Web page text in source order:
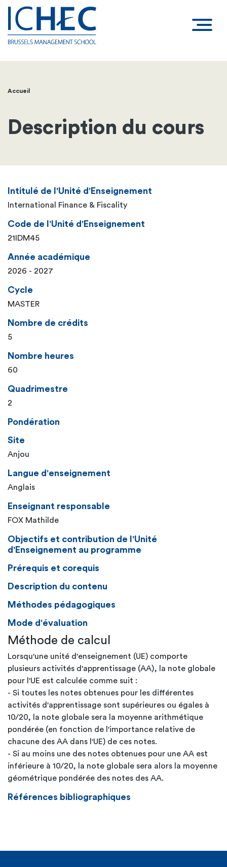
Fil
d'Ariane
Accueil
Description du cours
Intitulé de l'Unité d'Enseignement
International Finance & Fiscality
Code de l'Unité d'Enseignement
21IDM45
Année académique
2026 - 2027
Cycle
MASTER
Nombre de crédits
5
Nombre heures
60
Quadrimestre
2
Pondération
Site
Anjou
Langue d'enseignement
Anglais
Enseignant responsable
FOX Mathilde
Objectifs et contribution de l'Unité
d'Enseignement au programme
Prérequis et corequis
Description du contenu
Méthodes pédagogiques
Mode d'évaluation
Méthode de calcul
Lorsqu'une unité d'enseignement (UE) comporte
plusieurs activités d'apprentissage (AA), la note globale
pour l'UE est calculée comme suit :
- Si toutes les notes obtenues pour les différentes
activités d'apprentissage sont supérieures ou égales à
10/20, la note globale sera la moyenne arithmétique
pondérée (en fonction de l'importance relative de
chacune des AA dans l'UE) de ces notes.
- Si au moins une des notes obtenues pour une AA est
inférieure à 10/20, la note globale sera alors la moyenne
géométrique pondérée des notes des AA.
Références bibliographiques